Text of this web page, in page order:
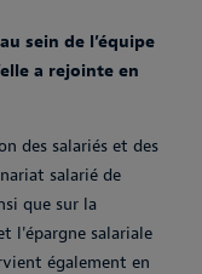
sein de l’équipe
a rejointe en
des salariés et des
salarié de
que sur la
l'épargne salariale
également en